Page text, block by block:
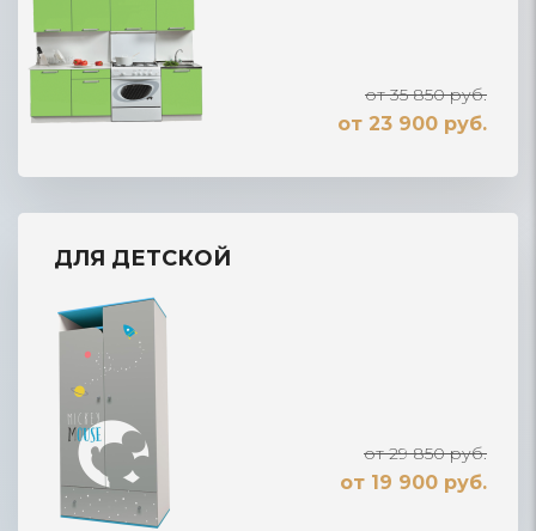
от 35 850 руб.
от 23 900 руб.
ДЛЯ ДЕТСКОЙ
от 29 850 руб.
от 19 900 руб.